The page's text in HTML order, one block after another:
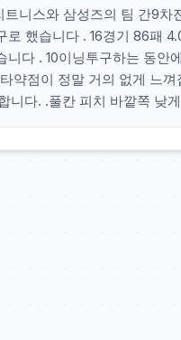
니스와 삼성즈의 팀 간9차
했습니다 . 16경기 86패
다 . 10이닝투구하는 동안
약점이 정말 거의 없게 느
니다. .풀칸 피치 바깥쪽 낮게